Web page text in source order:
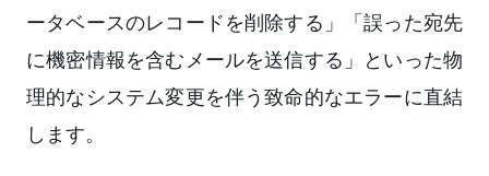
ータベースのレコードを削除する」「誤った宛先
に機密情報を含むメールを送信する」といった物
理的なシステム変更を伴う致命的なエラーに直結
します。